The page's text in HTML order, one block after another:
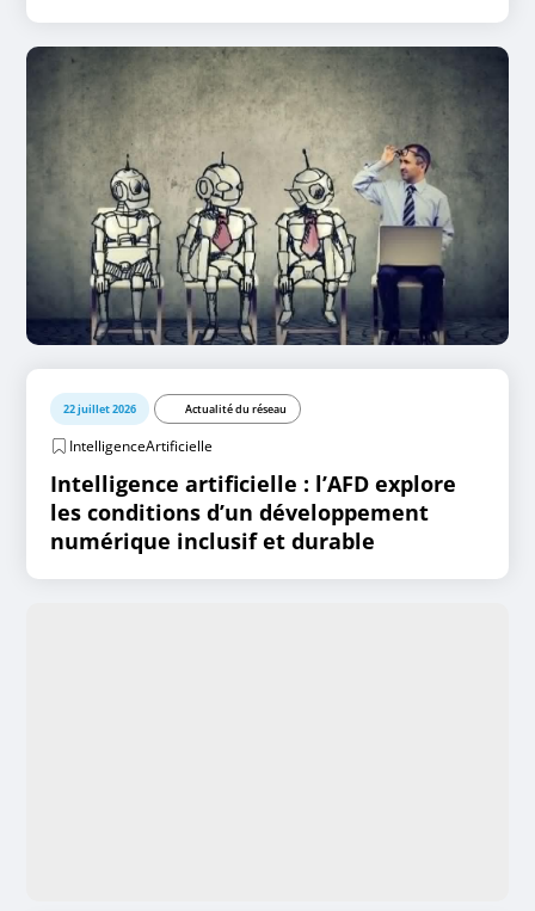
22 juillet 2026 Actualité du réseau
IntelligenceArtificielle
Intelligence artificielle : l’AFD explore
les conditions d’un développement
numérique inclusif et durable